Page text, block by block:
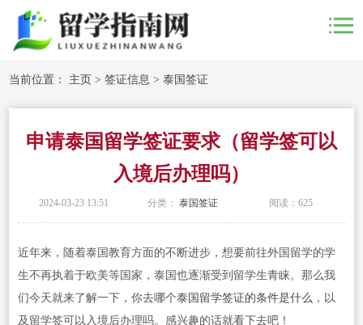
当前位置： 主页 >签证信息 >泰国签证
申请泰国留学签证要求（留学签可以
入境后办理吗）
2024-03-23 13:51 分类：泰国签证 阅读：625
近年来，随着泰国教育方面的不断进步，想要前往外国留学的学
生不再执着于欧美等国家，泰国也逐渐受到留学生青睐。那么我
们今天就来了解一下，你去哪个泰国留学签证的条件是什么 ，以
及留学签可以入境后办理吗。感兴趣的话就看下去吧！